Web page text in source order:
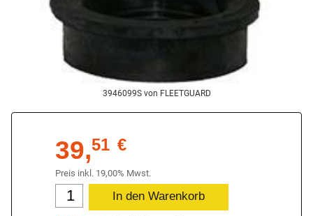
3946099S von FLEETGUARD
39,51 €
Preis inkl. 19,00% Mwst.